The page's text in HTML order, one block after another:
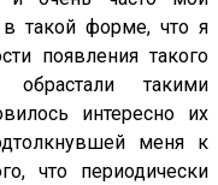
такой форме, что я
появления такого
такими
интересно их
меня к
что периодически